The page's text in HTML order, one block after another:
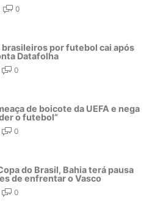
0
por futebol cai após
Datafolha
0
de boicote da UEFA e nega
o futebol”
0
do Brasil, Bahia terá pausa
de enfrentar o Vasco
0